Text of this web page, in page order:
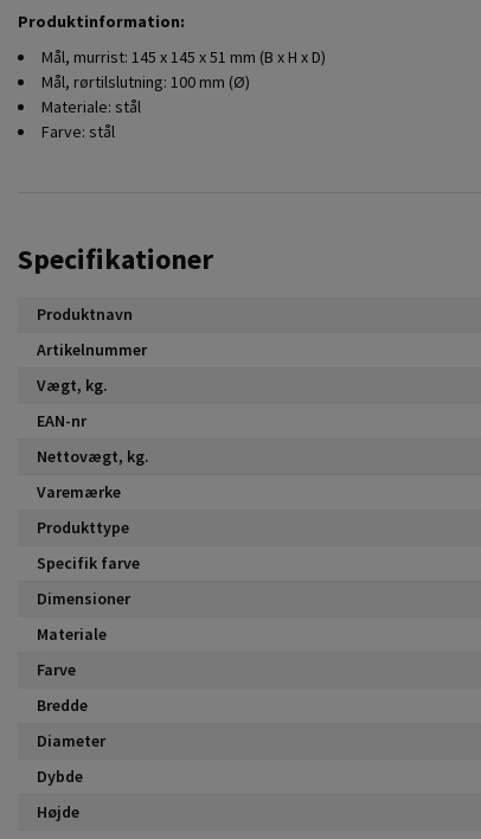
Produktinformation:
Mål, murrist: 145 x 145 x 51 mm (B x H x D)
Mål, rørtilslutning: 100 mm (Ø)
Materiale: stål
Farve: stål
Specifikationer
Produktnavn
Artikelnummer
Vægt, kg.
EAN-nr
Nettovægt, kg.
Varemærke
Produkttype
Specifik farve
Dimensioner
Materiale
Farve
Bredde
Diameter
Dybde
Højde